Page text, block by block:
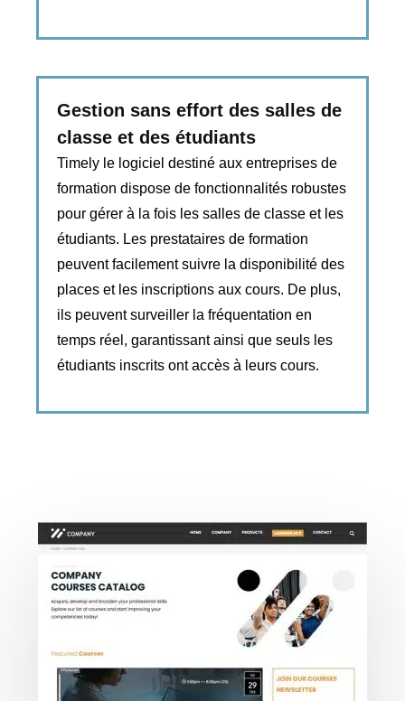
Gestion sans effort des salles de
classe et des étudiants
Timely le logiciel destiné aux entreprises de
formation dispose de fonctionnalités robustes
pour gérer à la fois les salles de classe et les
étudiants. Les prestataires de formation
peuvent facilement suivre la disponibilité des
places et les inscriptions aux cours. De plus,
ils peuvent surveiller la fréquentation en
temps réel, garantissant ainsi que seuls les
étudiants inscrits ont accès à leurs cours.